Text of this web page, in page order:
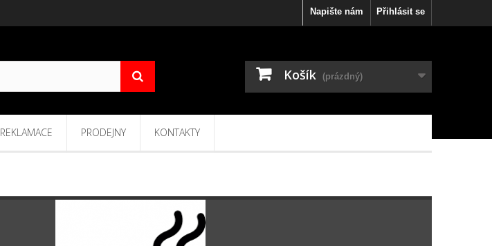
Přihlásit se
Napište nám
Košík (prázdný)
REKLAMACE PRODEJNY KONTAKTY